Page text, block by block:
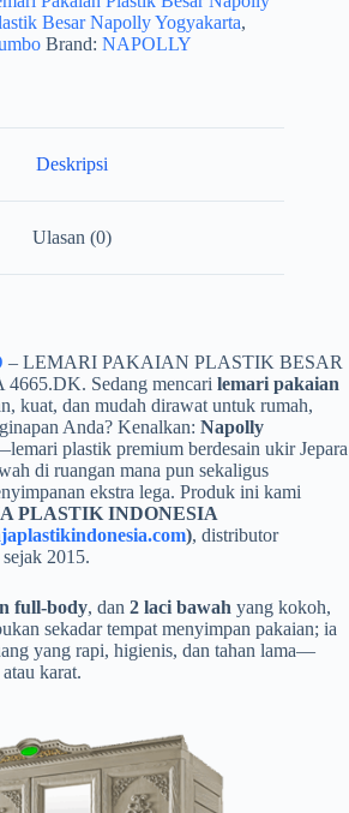
Besar Napolly Yogyakarta,
Brand: NAPOLLY
Deskripsi
Ulasan (0)
– LEMARI PAKAIAN PLASTIK BESAR
Sedang mencari lemari pakaian
kuat, dan mudah dirawat untuk rumah,
Anda? Kenalkan: Napolly
plastik premium berdesain ukir Jepara
di ruangan mana pun sekaligus
ekstra lega. Produk ini kami
PLASTIK INDONESIA
), distributor
2015.
full-body, dan 2 laci bawah yang kokoh,
sekadar tempat menyimpan pakaian; ia
yang rapi, higienis, dan tahan lama—
karat.